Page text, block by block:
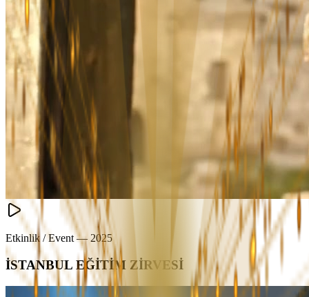
Etkinlik / Event— 2025
İSTANBUL EĞİTİM ZİRVESİ